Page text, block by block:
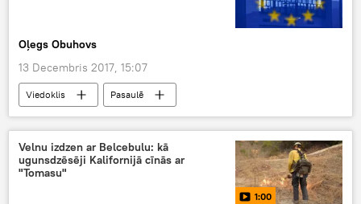
Oļegs Obuhovs
13 Decembris 2017, 15:07
Viedoklis Pasaulē
Velnu izdzen ar Belcebulu: kā
ugunsdzēsēji Kalifornijā cīnās ar
"Tomasu"
1:00